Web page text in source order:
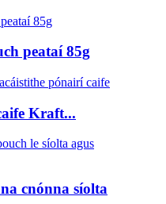
peataí 85g
Kraft...
cnónna síolta